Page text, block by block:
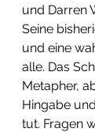
und Darren
Seine
und eine
alle. Das
Metapher,
Hingabe
tut. Fragen